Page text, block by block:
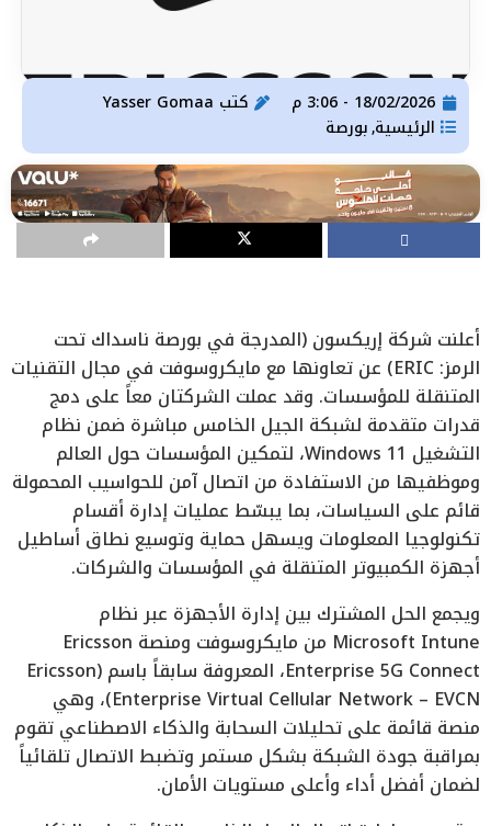
18/02/2026 - 3:06 م كتب
الرئيسية, بورصة
أعلنت شركة إريكسون (المدرجة في بورصة ناسداك تحت
الرمز: ERIC) عن تعاونها مع مايكروسوفت في مجال التقنيات
المتنقلة للمؤسسات. وقد عملت الشركتان معاً على دمج
قدرات متقدمة لشبكة الجيل الخامس مباشرة ضمن نظام
التشغيل Windows 11، لتمكين المؤسسات حول العالم
وموظفيها من الاستفادة من اتصال آمن للحواسيب المحمولة
قائم على السياسات، بما يبسّط عمليات إدارة أقسام
تكنولوجيا المعلومات ويسهل حماية وتوسيع نطاق أساطيل
أجهزة الكمبيوتر المتنقلة في المؤسسات والشركات.
ويجمع الحل المشترك بين إدارة الأجهزة عبر نظام
Microsoft Intune من مايكروسوفت ومنصة Ericsson
Enterprise 5G Connect، المعروفة سابقاً باسم (Ericsson
Enterprise Virtual Cellular Network – EVCN)، وهي
منصة قائمة على تحليلات السحابة والذكاء الاصطناعي تقوم
بمراقبة جودة الشبكة بشكل مستمر وتضبط الاتصال تلقائياً
لضمان أفضل أداء وأعلى مستويات الأمان.